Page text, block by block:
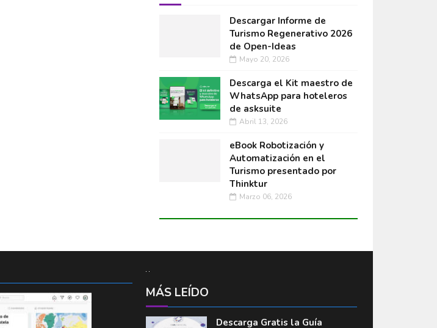
Descargar Informe de
Turismo Regenerativo 2026
de Open-Ideas
Mayo 20, 2026
Descarga el Kit maestro de
WhatsApp para hoteleros
de asksuite
Abril 13, 2026
eBook Robotización y
Automatización en el
Turismo presentado por
Thinktur
Marzo 06, 2026
MÁS LEÍDO
Descarga Gratis la Guía